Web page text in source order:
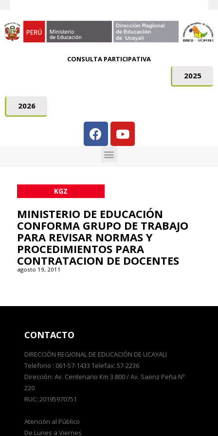
CONSULTA PARTICIPATIVA
2025
2026
KGZ
MINISTERIO DE EDUCACIÓN
CONFORMA GRUPO DE TRABAJO
PARA REVISAR NORMAS Y
PROCEDIMIENTOS PARA
CONTRATACION DE DOCENTES
agosto 19, 2011
CONTACTO
DIRECCIÓN REGIONAL DE EDUCACIÓN DE UCAYALI
Telefono : 061-57-1433 Telefax: 57-2236
Dirección: Av. Centenario Km 3.800 / Av. Saenz Peña Nº
220
RUC: 20195970751
Atención al Público
De Lunes a Viernes